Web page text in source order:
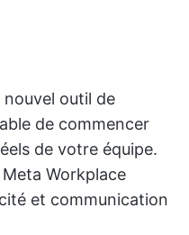
nouvel outil de
de commencer
de votre équipe.
Workplace
et communication